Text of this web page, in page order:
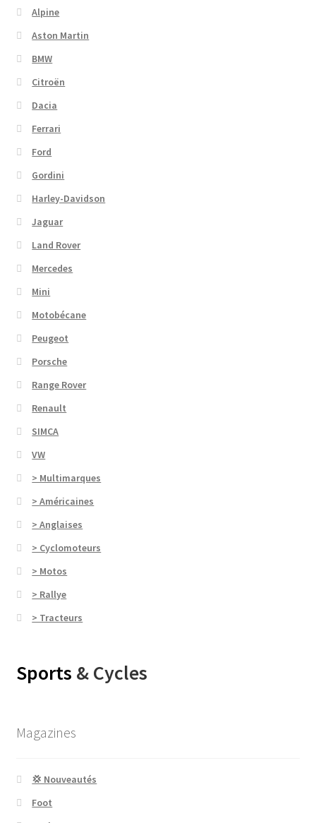
Alpine
Aston Martin
BMW
Citroën
Dacia
Ferrari
Ford
Gordini
Harley-Davidson
Jaguar
Land Rover
Mercedes
Mini
Motobécane
Peugeot
Porsche
Range Rover
Renault
SIMCA
VW
> Multimarques
> Américaines
> Anglaises
> Cyclomoteurs
> Motos
> Rallye
> Tracteurs
Sports & Cycles
Magazines
💢 Nouveautés
Foot